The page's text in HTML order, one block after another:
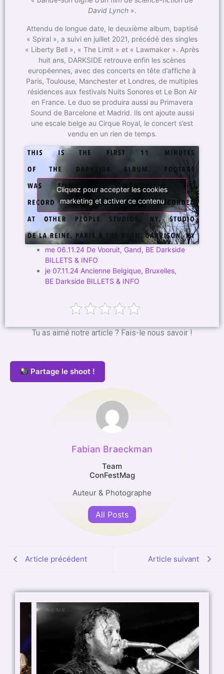
David Lynch».
Attendu de longue date, le deuxième album, baptisé
« Spiral », a suivi en juillet 2021, précédé des singles
« Liberty Bell », « The Limit » et « Lawmaker ». Après
huit ans, DARKSIDE retrouve enfin les scènes
européennes, avec des concerts en tête d’affiche à
Paris, Toulouse, Manchester et Londres, de multiples
résidences aux festivals Nuits Sonores et Le Bon Air
en France. Le duo se produira aussi au Primavera
Sound de Barcelone et Madrid. Ils ont ajoute aussi
une escale belge au Cirque Royal, le concert s’est
vendu en un rien de temps.
Cliquez pour accepter les cookies
marketing et activer ce contenu
me 06.11.24 De Vooruit, Gand, BE Darkside
BILLETS & INFO
je 07.11.24 Ancienne Belgique, Bruxelles,
BE Darkside BILLETS & INFO
Tu as aimé notre article ? Fais-le nous savoir !
Partage le shoot !
Fabian Braeckman
Team
ConFestMag
Auteur & Photographe
All Posts
Article précédent Article suivant